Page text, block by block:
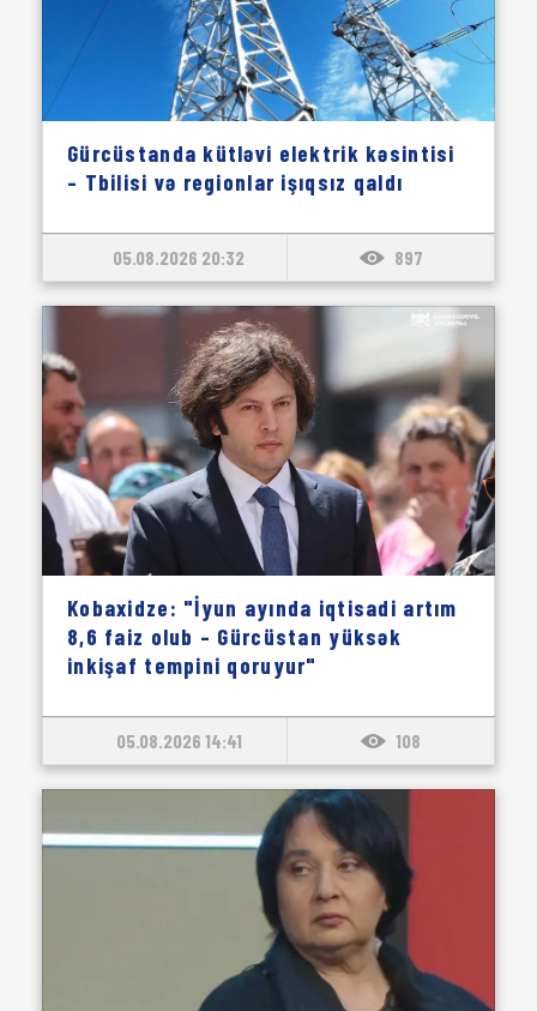
Gürcüstanda kütləvi elektrik kəsintisi
– Tbilisi və regionlar işıqsız qaldı
05.08.2026 20:32 897
Kobaxidze: "İyun ayında iqtisadi artım
8,6 faiz olub – Gürcüstan yüksək
inkişaf tempini qoruyur"
05.08.2026 14:41 108